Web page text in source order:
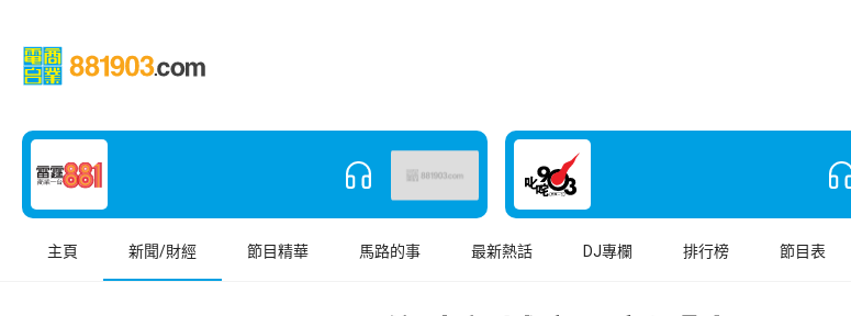
主頁 新聞/財經 節目精華 馬路的事 最新熱話 DJ專欄 排行榜 節目表